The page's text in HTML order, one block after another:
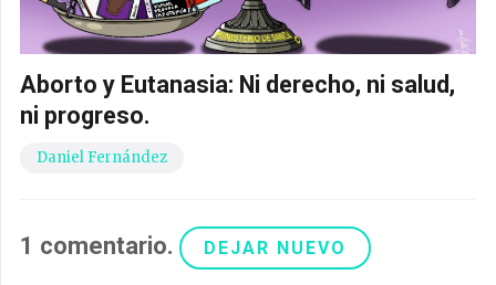
Aborto y Eutanasia: Ni derecho, ni salud,
ni progreso.
Daniel Fernández
1 comentario. DEJAR NUEVO